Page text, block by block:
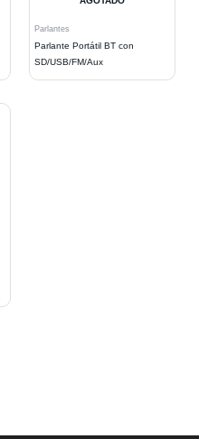
Parlantes
Parlante Portátil BT con
SD/USB/FM/Aux